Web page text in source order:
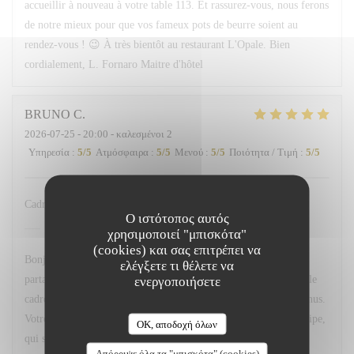
Ο ιστότοπος αυτός
χρησιμοποιεί "μπισκότα"
(cookies) και σας επιτρέπει να
ελέγξετε τι θέλετε να
ενεργοποιήσετε
OK, αποδοχή όλων
accueillir à nouveau à votre table 113. Et rassurez-vous, nous ferons
de notre mieux pour que vos fameux pots de beurre soient au
rendez-vous ! 😉 À très bientôt au restaurant L'Opale. Bien
cordialement, L. Fornaro Maitre d'hôtel
BRUNO C
2026-07-25 - 20:00 - καλεσμένοι 2
Υπηρεσία : 5/5 Ατμόσφαιρα : 5/5 Μενού : 5/5 Ποιότητα / Τιμή : 5/5
Cadre service qualité des menus
απάντησε σε αυτή την
Bonjour M. Couvreux, Un grand merci d'avoir pris le temps de
partager votre avis. Nous sommes ravis que vous ayez apprécié le
cadre de notre restaurant, la qualité du service ainsi que nos menus.
Votre satisfaction est une belle récompense pour toute notre équipe,
qui s'investit chaque jour pour offrir une expérience agréable à